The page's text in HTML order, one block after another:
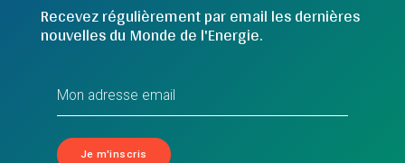
Recevez régulièrement par email les dernières
nouvelles du Monde de l'Energie.